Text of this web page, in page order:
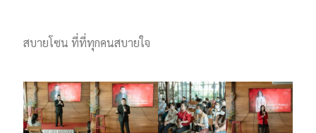
สบายโซน ที่ที่ทุกคนสบายใจ